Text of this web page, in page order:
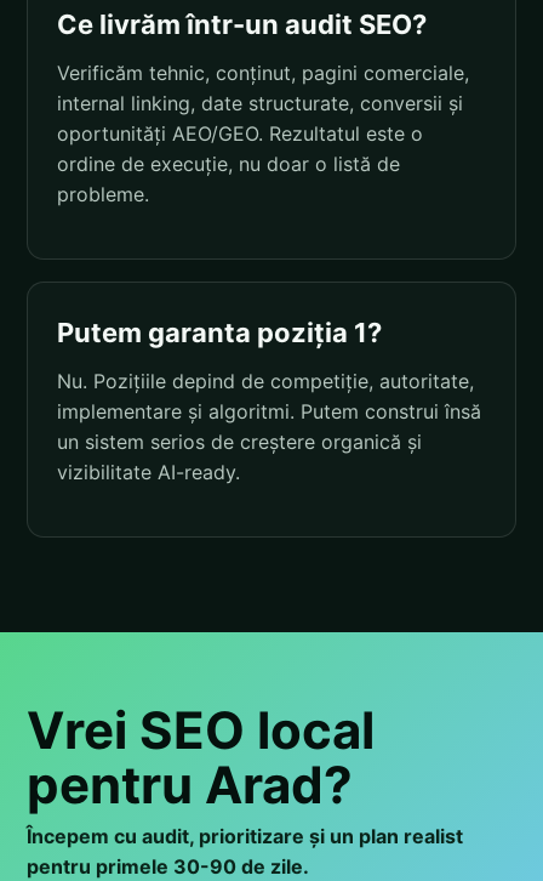
Ce livrăm într-un audit SEO?
Verificăm tehnic, conținut, pagini comerciale,
internal linking, date structurate, conversii și
oportunități AEO/GEO. Rezultatul este o
ordine de execuție, nu doar o listă de
probleme.
Putem garanta poziția 1?
Nu. Pozițiile depind de competiție, autoritate,
implementare și algoritmi. Putem construi însă
un sistem serios de creștere organică și
vizibilitate AI-ready.
Vrei SEO local
pentru Arad?
Începem cu audit, prioritizare și un plan realist
pentru primele 30-90 de zile.